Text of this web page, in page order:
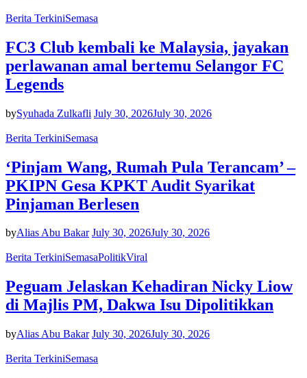
Berita TerkiniSemasa
FC3 Club kembali ke Malaysia, jayakan
perlawanan amal bertemu Selangor FC
Legends
bySyuhada Zulkafli July 30, 2026July 30, 2026
Berita TerkiniSemasa
‘Pinjam Wang, Rumah Pula Terancam’ –
PKIPN Gesa KPKT Audit Syarikat
Pinjaman Berlesen
byAlias Abu Bakar July 30, 2026July 30, 2026
Berita TerkiniSemasaPolitikViral
Peguam Jelaskan Kehadiran Nicky Liow
di Majlis PM, Dakwa Isu Dipolitikkan
byAlias Abu Bakar July 30, 2026July 30, 2026
Berita TerkiniSemasa